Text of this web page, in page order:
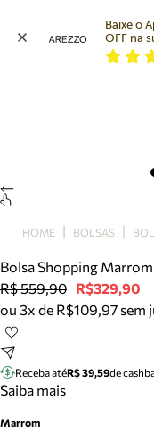
Bolsa
Tamanco
Tênis
Mule
Tire dúvidas
Baixe o
OFF na
HOME BOLSAS
Bolsa Shopping
R$ 559,90 R$329,90
ou 3x de R$109,97 sem
Receba atéR$ 39,59de
Saiba mais
Marrom